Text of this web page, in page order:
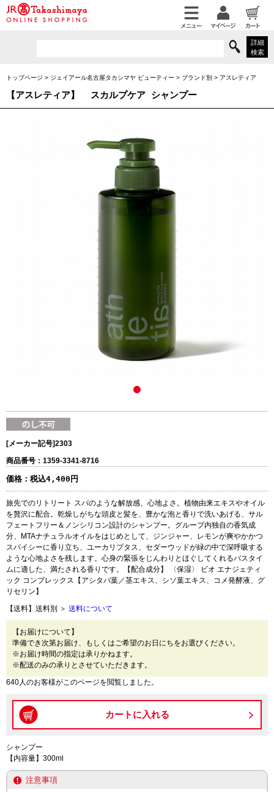
詳細
検索
トップページ > ジェイアール名古屋タカシマヤ ビューティー > ブランド別 > アスレティア
【アスレティア】 スカルプケア シャンプー
[メーカー記号]2303
商品番号：1359-3341-8716
価格： 税込4,400円
旅先でのリトリート スパのような解放感、心地よさ。植物由来エキスやオイル
を贅沢に配合。乾燥しがちな頭皮と髪を、豊かな泡と香りで洗いあげる、サル
フェートフリー＆ノンシリコン設計のシャンプー。グループ内独自の香気成
分、MTAナチュラルオイルをはじめとして、ジンジャー、レモンが爽やかかつ
スパイシーに香り立ち、ユーカリプタス、セダーウッドが緑の中で深呼吸する
ような心地よさを残します。心身の緊張をじんわりとほぐしてくれるバスタイ
ムに適した、満たされる香りです。【配合成分】 〈保湿〉 ビオ エナジェティ
ック コンプレックス【アシタバ葉／茎エキス、シソ葉エキス、コメ発酵液、グ
リセリン】
【送料】送料別 ＞ 送料について
【お届けについて】
準備でき次第お届け、もしくはご希望のお日にちをお選びください。
※お届け時間の指定は承りかねます。
※配送のみの承りとさせていただきます。
640人のお客様がこのページを閲覧しました。
シャンプー
【内容量】300ml
注意事項